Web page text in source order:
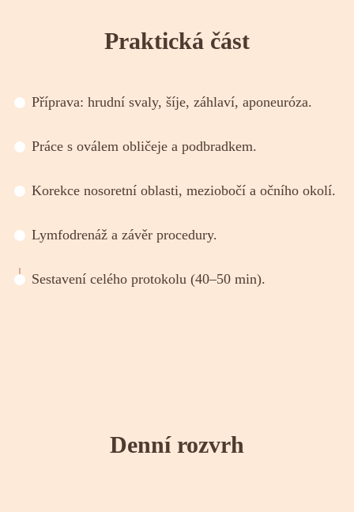
Praktická část
Příprava: hrudní svaly, šíje, záhlaví, aponeuróza.
Práce s oválem obličeje a podbradkem.
Korekce nosoretní oblasti, meziobočí a očního okolí.
Lymfodrenáž a závěr procedury.
Sestavení celého protokolu (40–50 min).
Denní rozvrh